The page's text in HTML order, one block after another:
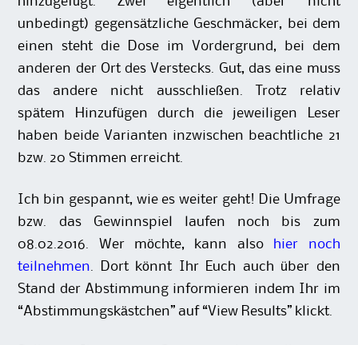
unbedingt) gegensätzliche Geschmäcker, bei dem
einen steht die Dose im Vordergrund, bei dem
anderen der Ort des Verstecks. Gut, das eine muss
das andere nicht ausschließen. Trotz relativ
spätem Hinzufügen durch die jeweiligen Leser
haben beide Varianten inzwischen beachtliche 21
bzw. 20 Stimmen erreicht.
Ich bin gespannt, wie es weiter geht! Die Umfrage
bzw. das Gewinnspiel laufen noch bis zum
08.02.2016. Wer möchte, kann also
hier noch
teilnehmen . Dort könnt Ihr Euch auch über den
Stand der Abstimmung informieren indem Ihr im
“Abstimmungskästchen” auf “View Results” klickt.